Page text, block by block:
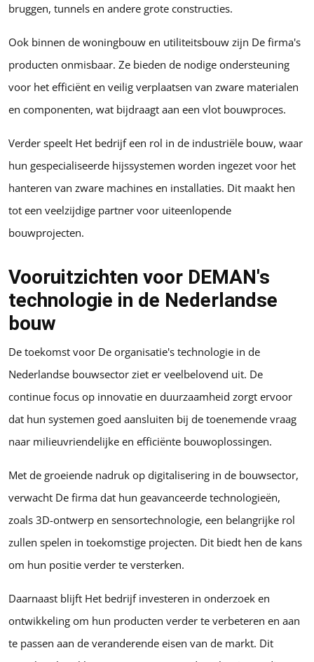
bruggen, tunnels en andere grote constructies.
Ook binnen de woningbouw en utiliteitsbouw zijn De firma's
producten onmisbaar. Ze bieden de nodige ondersteuning
voor het efficiënt en veilig verplaatsen van zware materialen
en componenten, wat bijdraagt aan een vlot bouwproces.
Verder speelt Het bedrijf een rol in de industriële bouw, waar
hun gespecialiseerde hijssystemen worden ingezet voor het
hanteren van zware machines en installaties. Dit maakt hen
tot een veelzijdige partner voor uiteenlopende
bouwprojecten.
Vooruitzichten voor DEMAN's
technologie in de Nederlandse
bouw
De toekomst voor De organisatie's technologie in de
Nederlandse bouwsector ziet er veelbelovend uit. De
continue focus op innovatie en duurzaamheid zorgt ervoor
dat hun systemen goed aansluiten bij de toenemende vraag
naar milieuvriendelijke en efficiënte bouwoplossingen.
Met de groeiende nadruk op digitalisering in de bouwsector,
verwacht De firma dat hun geavanceerde technologieën,
zoals 3D-ontwerp en sensortechnologie, een belangrijke rol
zullen spelen in toekomstige projecten. Dit biedt hen de kans
om hun positie verder te versterken.
Daarnaast blijft Het bedrijf investeren in onderzoek en
ontwikkeling om hun producten verder te verbeteren en aan
te passen aan de veranderende eisen van de markt. Dit